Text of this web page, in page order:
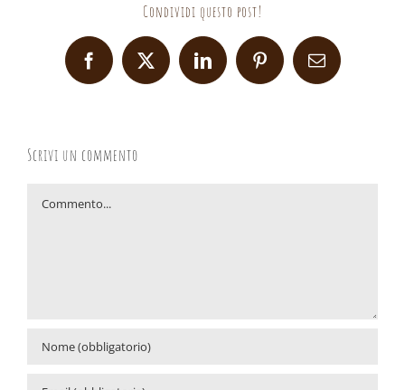
Condividi questo post!
Facebook
X LinkedInPinterestEmail
Scrivi un commento